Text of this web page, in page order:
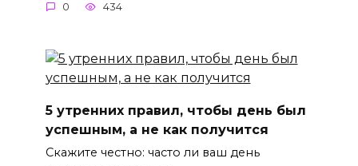
0 434
5 утренних правил, чтобы день был
успешным, а не как получится
Скажите честно: часто ли ваш день